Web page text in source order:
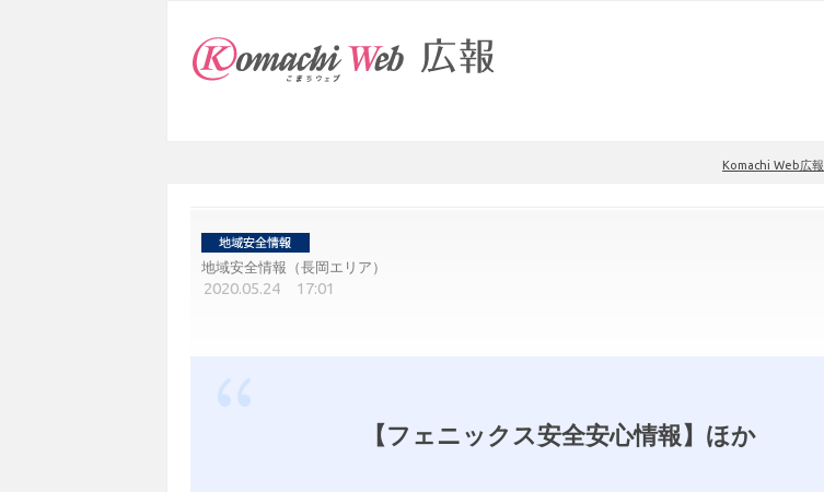
Komachi Web広報
地域安全情報（長岡エリア）
2020.05.24 17:01
【フェニックス安全安心情報】ほか